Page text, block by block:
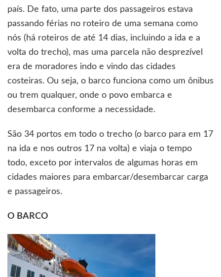
país. De fato, uma parte dos passageiros estava
passando férias no roteiro de uma semana como
nós (há roteiros de até 14 dias, incluindo a ida e a
volta do trecho), mas uma parcela não desprezível
era de moradores indo e vindo das cidades
costeiras. Ou seja, o barco funciona como um ônibus
ou trem qualquer, onde o povo embarca e
desembarca conforme a necessidade.
São 34 portos em todo o trecho (o barco para em 17
na ida e nos outros 17 na volta) e viaja o tempo
todo, exceto por intervalos de algumas horas em
cidades maiores para embarcar/desembarcar carga
e passageiros.
O BARCO